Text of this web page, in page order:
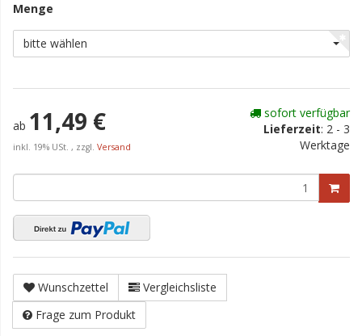
Menge
bitte wählen
ab 11,49 €
inkl. 19% USt. , zzgl. Versand
sofort verfügbar
Lieferzeit: 2 - 3
Werktage
Wunschzettel
Vergleichsliste
Frage zum Produkt